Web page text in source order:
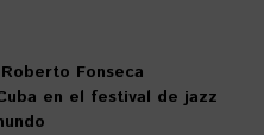
Fonseca
en el festival de jazz